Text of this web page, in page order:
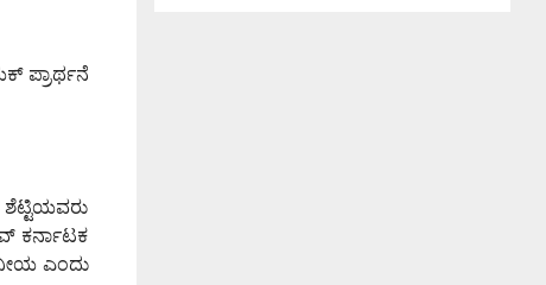
ಪ್ರಾರ್ಥನೆ
ಶೆಟ್ಟಿಯವರು
ಕರ್ನಾಟಕ
ಎಂದು